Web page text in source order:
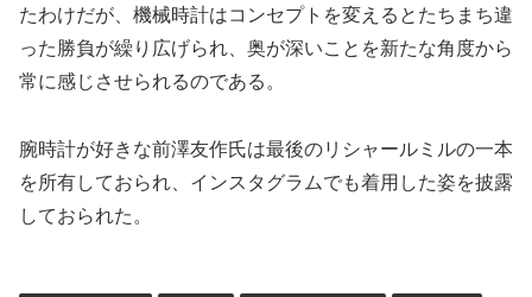
たわけだが、機械時計はコンセプトを変えるとたちまち違
った勝負が繰り広げられ、奥が深いことを新たな角度から
常に感じさせられるのである。
腕時計が好きな前澤友作氏は最後のリシャールミルの一本
を所有しておられ、インスタグラムでも着用した姿を披露
しておられた。